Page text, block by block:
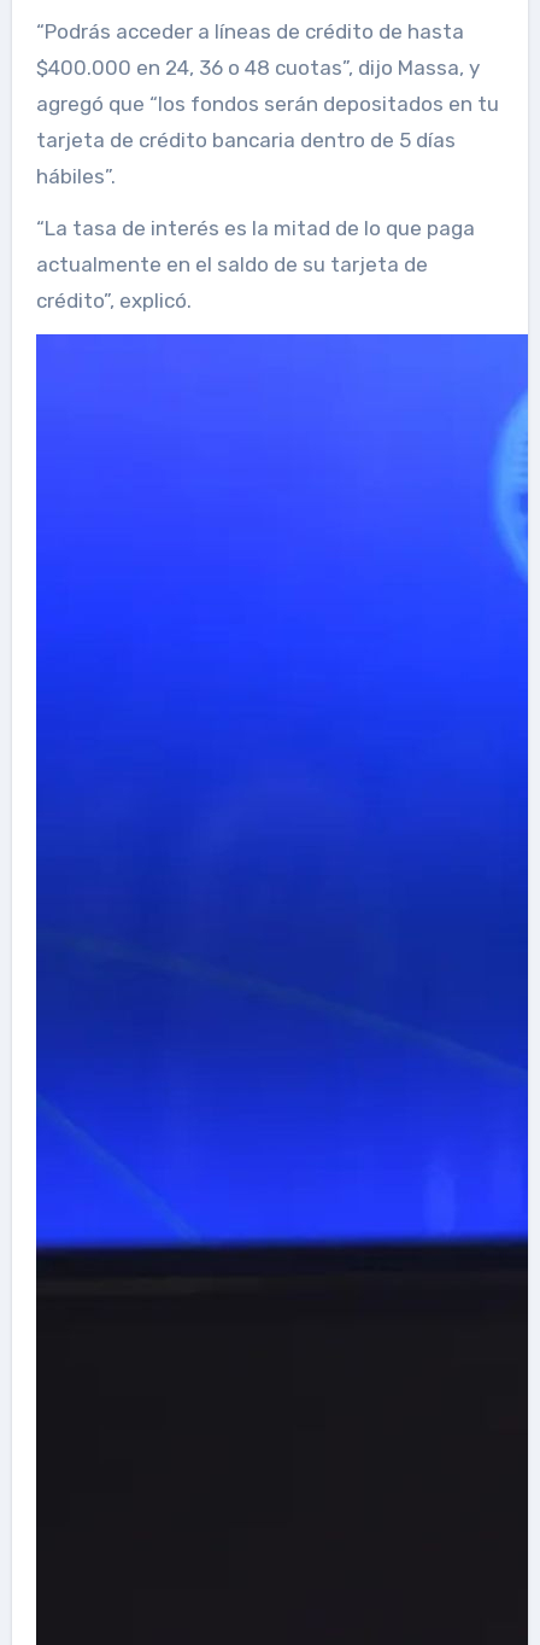
“Podrás acceder a líneas de crédito de hasta
$400.000 en 24, 36 o 48 cuotas”, dijo Massa, y
agregó que “los fondos serán depositados en tu
tarjeta de crédito bancaria dentro de 5 días
hábiles”.
“La tasa de interés es la mitad de lo que paga
actualmente en el saldo de su tarjeta de
crédito”, explicó.